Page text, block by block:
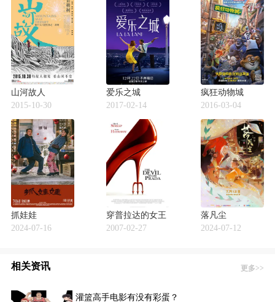
山河故人
2015-10-30
爱乐之城
2017-02-14
疯狂动物城
2016-03-04
抓娃娃
2024-07-16
穿普拉达的女王
2007-02-27
落凡尘
2024-07-12
相关资讯 更多>>
灌篮高手电影有没有彩蛋？